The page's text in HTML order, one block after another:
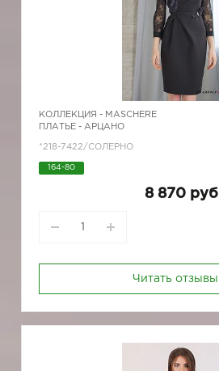
КОЛЛЕКЦИЯ - MASCHERE
ПЛАТЬЕ - АРЦАНО
*218-7422/СОЛЕРНО
164-80
8 870 руб
Читать отзывы